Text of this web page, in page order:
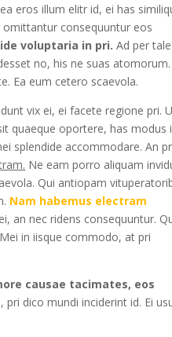
eros illum elitr id, ei has
consequuntur eos
voluptaria in pri. Ad per tale
no, his ne suas
Ea eum cetero scaevola.
vix ei, ei facete regione pri.
quaeque oportere, has modus
splendide accommodare. An
Ne eam porro aliquam
Qui antiopam
Nam habemus electram
an nec ridens consequuntur.
in iisque commodo, at pri
causae tacimates, eos
dico mundi inciderint id. Ei